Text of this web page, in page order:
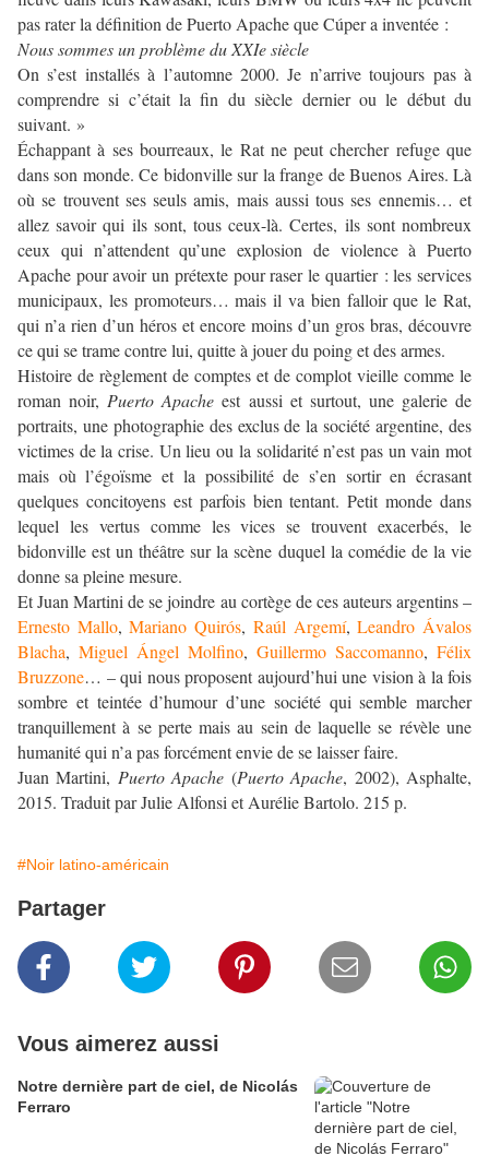
pas rater la définition de Puerto Apache que Cúper a inventée :
Nous sommes un problème du XXIe siècle
On s’est installés à l’automne 2000. Je n’arrive toujours pas à
comprendre si c’était la fin du siècle dernier ou le début du
suivant. »
Échappant à ses bourreaux, le Rat ne peut chercher refuge que
dans son monde. Ce bidonville sur la frange de Buenos Aires. Là
où se trouvent ses seuls amis, mais aussi tous ses ennemis… et
allez savoir qui ils sont, tous ceux-là. Certes, ils sont nombreux
ceux qui n’attendent qu’une explosion de violence à Puerto
Apache pour avoir un prétexte pour raser le quartier : les services
municipaux, les promoteurs… mais il va bien falloir que le Rat,
qui n’a rien d’un héros et encore moins d’un gros bras, découvre
ce qui se trame contre lui, quitte à jouer du poing et des armes.
Histoire de règlement de comptes et de complot vieille comme le
roman noir, Puerto Apache est aussi et surtout, une galerie de
portraits, une photographie des exclus de la société argentine, des
victimes de la crise. Un lieu ou la solidarité n’est pas un vain mot
mais où l’égoïsme et la possibilité de s’en sortir en écrasant
quelques concitoyens est parfois bien tentant. Petit monde dans
lequel les vertus comme les vices se trouvent exacerbés, le
bidonville est un théâtre sur la scène duquel la comédie de la vie
donne sa pleine mesure.
Et Juan Martini de se joindre au cortège de ces auteurs argentins –
Ernesto Mallo,Mariano Quirós, Raúl Argemí,Leandro Ávalos
Blacha, Miguel Ángel Molfino, Guillermo Saccomanno, Félix
Bruzzone… – qui nous proposent aujourd’hui une vision à la fois
sombre et teintée d’humour d’une société qui semble marcher
tranquillement à se perte mais au sein de laquelle se révèle une
humanité qui n’a pas forcément envie de se laisser faire.
Juan Martini, Puerto Apache (Puerto Apache, 2002), Asphalte,
2015. Traduit par Julie Alfonsi et Aurélie Bartolo. 215 p.
#Noir latino-américain
Partager
Vous aimerez aussi
Notre dernière part de ciel, de Nicolás
Ferraro